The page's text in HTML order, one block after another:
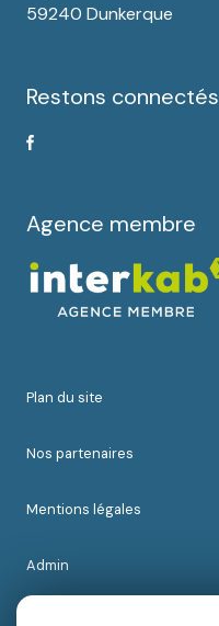
59240 Dunkerque
Restons connectés
Agence membre
plan du site
nos partenaires
mentions légales
admin